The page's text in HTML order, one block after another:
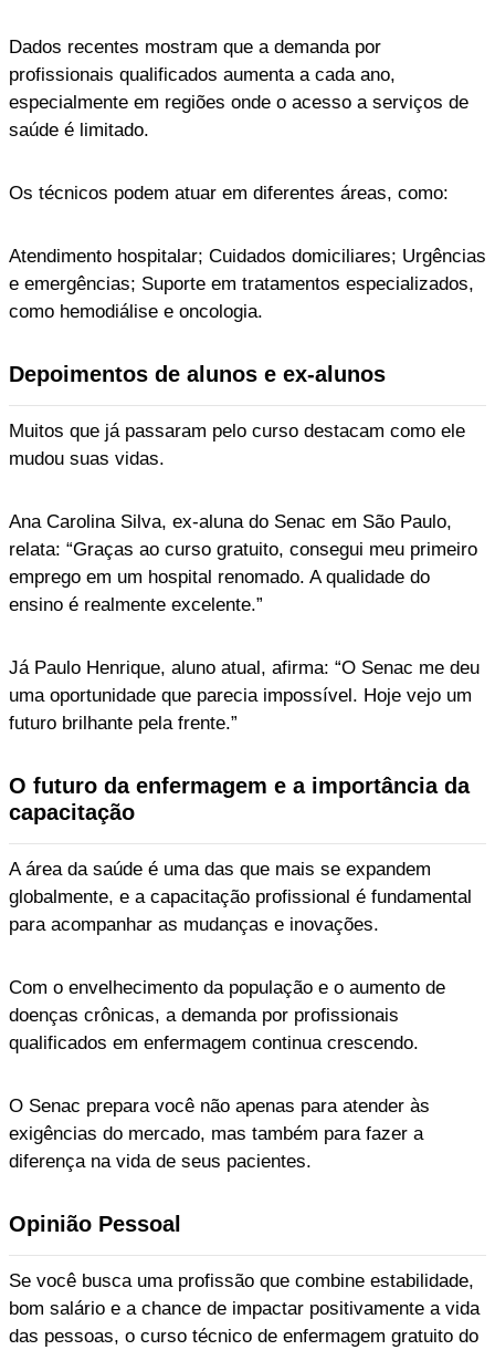
Dados recentes mostram que a demanda por
profissionais qualificados aumenta a cada ano,
especialmente em regiões onde o acesso a serviços de
saúde é limitado.
Os técnicos podem atuar em diferentes áreas, como:
Atendimento hospitalar; Cuidados domiciliares; Urgências
e emergências; Suporte em tratamentos especializados,
como hemodiálise e oncologia.
Depoimentos de alunos e ex-alunos
Muitos que já passaram pelo curso destacam como ele
mudou suas vidas.
Ana Carolina Silva, ex-aluna do Senac em São Paulo,
relata: “Graças ao curso gratuito, consegui meu primeiro
emprego em um hospital renomado. A qualidade do
ensino é realmente excelente.”
Já Paulo Henrique, aluno atual, afirma: “O Senac me deu
uma oportunidade que parecia impossível. Hoje vejo um
futuro brilhante pela frente.”
O futuro da enfermagem e a importância da
capacitação
A área da saúde é uma das que mais se expandem
globalmente, e a capacitação profissional é fundamental
para acompanhar as mudanças e inovações.
Com o envelhecimento da população e o aumento de
doenças crônicas, a demanda por profissionais
qualificados em enfermagem continua crescendo.
O Senac prepara você não apenas para atender às
exigências do mercado, mas também para fazer a
diferença na vida de seus pacientes.
Opinião Pessoal
Se você busca uma profissão que combine estabilidade,
bom salário e a chance de impactar positivamente a vida
das pessoas, o curso técnico de enfermagem gratuito do